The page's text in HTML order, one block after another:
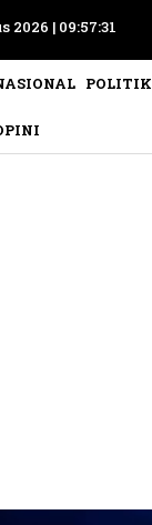
2026 | 09:57:34
POLITIK